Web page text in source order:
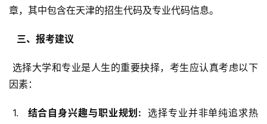
章，其中包含在天津的招生代码及专业代码信息。
  三、报考建议
因素：
1.
  结合自身兴趣与职业规划:
选择专业并非单纯追求热